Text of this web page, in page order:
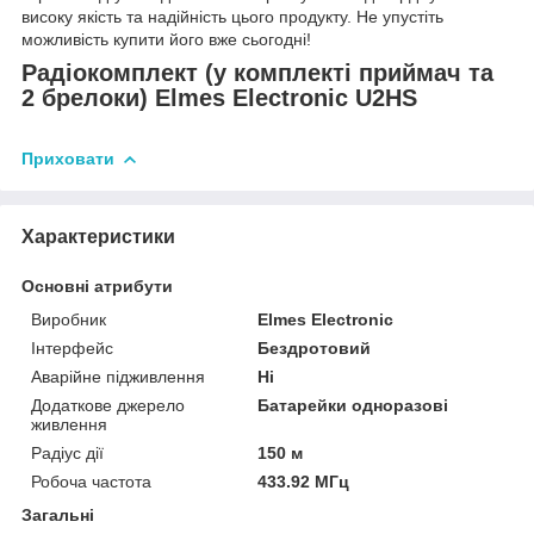
високу якість та надійність цього продукту. Не упустіть
можливість купити його вже сьогодні!
Радіокомплект (у комплекті приймач та
2 брелоки) Elmes Electronic U2HS
Приховати
Характеристики
Основні атрибути
Виробник
Elmes Electronic
Інтерфейс
Бездротовий
Аварійне підживлення
Ні
Додаткове джерело
живлення
Батарейки одноразові
Радіус дії
150 м
Робоча частота
433.92 МГц
Загальні